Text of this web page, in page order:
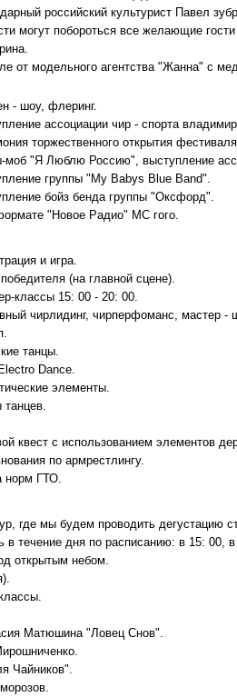
российский культурист Павел
могут побороться все желающие
от модельного агентства "Жанна" с
- шоу, флеринг.
ассоциации чир - спорта
торжественного открытия фестиваля.
"Я Люблю Россию", выступление
группы "My Babys Blue Band".
бойз бенда группы "Оксфорд".
"Новое Радио" МС гого.
и игра.
(на главной сцене).
классы 15: 00 - 20: 00.
чирлидинг, чирперфоманс, мастер -
танцы.
Dance.
элементы.
квест с использованием элементов
по армрестлингу.
норм ГТО.
где мы будем проводить дегустацию
в течение дня по расписанию: в 15: 00,
открытым небом.
Матюшина "Ловец Снов".
Чайников".